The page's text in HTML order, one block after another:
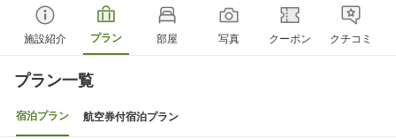
施設紹介 プラン 部屋 写真 クーポン クチコミ
プラン一覧
宿泊プラン 航空券付宿泊プラン